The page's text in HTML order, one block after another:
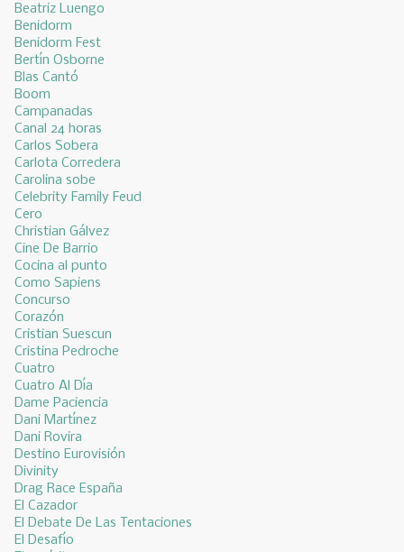
Beatriz Luengo
Benidorm
Benidorm Fest
Bertín Osborne
Blas Cantó
Boom
Campanadas
Canal 24 horas
Carlos Sobera
Carlota Corredera
Carolina sobe
Celebrity Family Feud
Cero
Christian Gálvez
Cine De Barrio
Cocina al punto
Como Sapiens
Concurso
Corazón
Cristian Suescun
Cristina Pedroche
Cuatro
Cuatro Al Día
Dame Paciencia
Dani Martínez
Dani Rovira
Destino Eurovisión
Divinity
Drag Race España
El Cazador
El Debate De Las Tentaciones
El Desafío